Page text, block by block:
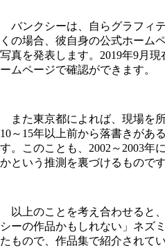
バンクシーは、自らグラフィ
くの場合、彼自身の公式ホーム
写真を発表します。2019年9月
ームページで確認ができます。
また東京都によれば、現場を
10～15年以上前から落書きがあ
す。このことも、2002～2003年
かという推測を裏づけるものです
以上のことを考え合わせると
シーの作品かもしれない」ネズ
たもので、作品集で紹介されて